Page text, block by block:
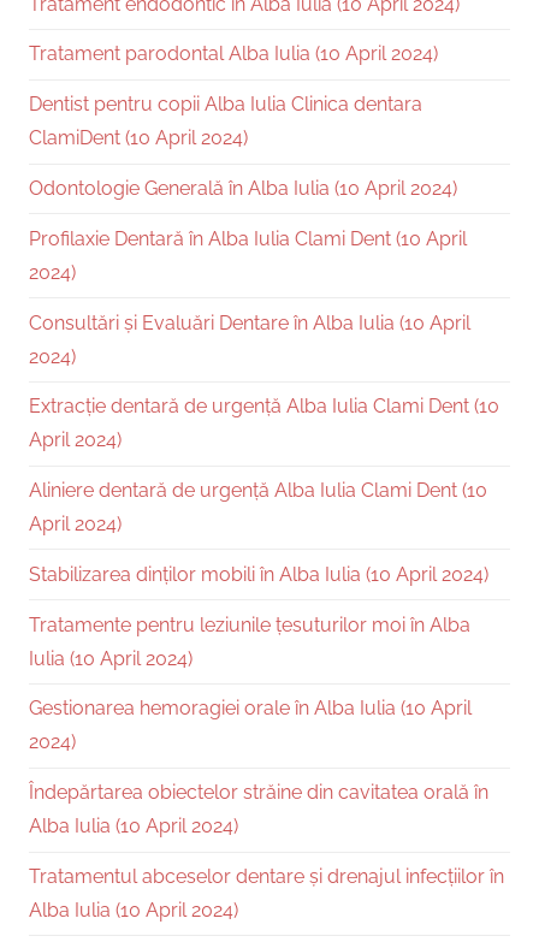
Tratament parodontal Alba Iulia (10 April 2024)
Dentist pentru copii Alba Iulia Clinica dentara
ClamiDent (10 April 2024)
Odontologie Generală în Alba Iulia (10 April 2024)
Profilaxie Dentară în Alba Iulia Clami Dent (10 April
2024)
Consultări și Evaluări Dentare în Alba Iulia (10 April
2024)
Extracție dentară de urgență Alba Iulia Clami Dent (10
April 2024)
Aliniere dentară de urgență Alba Iulia Clami Dent (10
April 2024)
Stabilizarea dinților mobili în Alba Iulia (10 April 2024)
Tratamente pentru leziunile țesuturilor moi în Alba
Iulia (10 April 2024)
Gestionarea hemoragiei orale în Alba Iulia (10 April
2024)
Îndepărtarea obiectelor străine din cavitatea orală în
Alba Iulia (10 April 2024)
Tratamentul abceselor dentare și drenajul infecțiilor în
Alba Iulia (10 April 2024)